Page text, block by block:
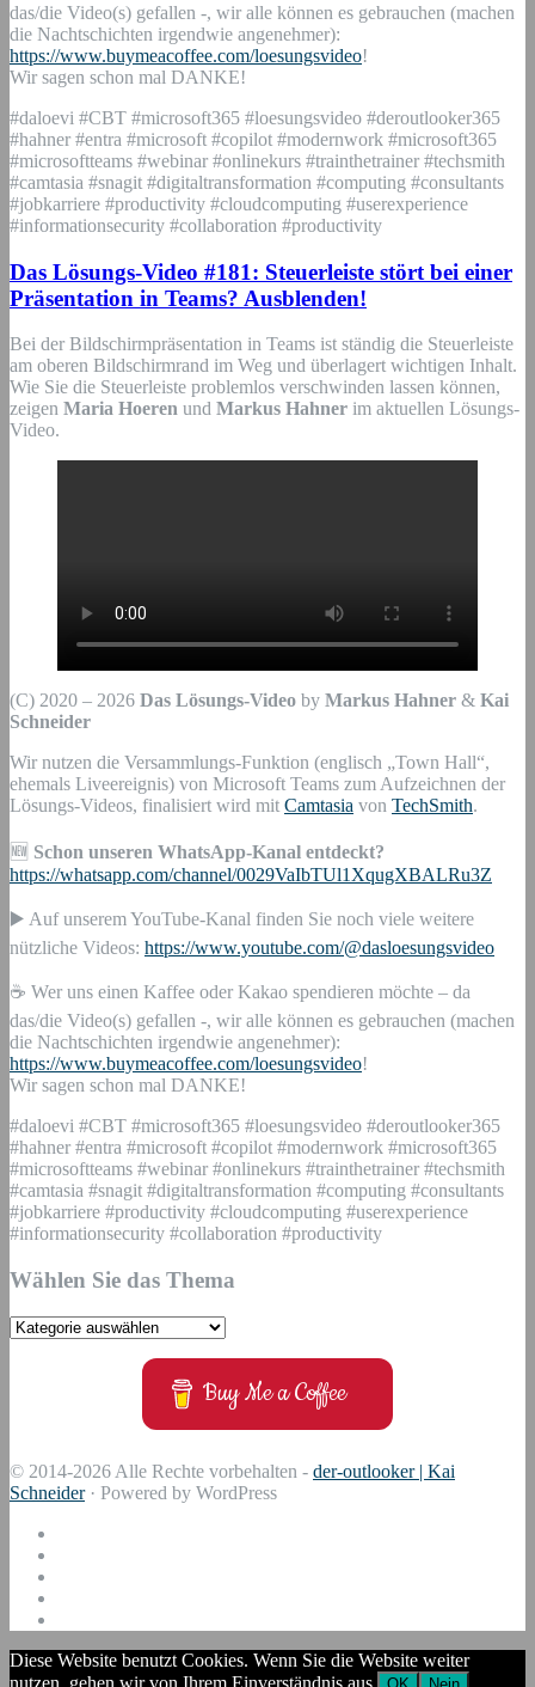
das/die Video(s) gefallen -, wir alle können es gebrauchen (machen
die Nachtschichten irgendwie angenehmer):
https://www.buymeacoffee.com/loesungsvideo!
Wir sagen schon mal DANKE!
#daloevi #CBT #microsoft365 #loesungsvideo #deroutlooker365
#hahner #entra #microsoft #copilot #modernwork #microsoft365
#microsoftteams #webinar #onlinekurs #trainthetrainer #techsmith
#camtasia #snagit #digitaltransformation #computing #consultants
#jobkarriere #productivity #cloudcomputing #userexperience
#informationsecurity #collaboration #productivity
Das Lösungs-Video #181: Steuerleiste stört bei einer
Präsentation in Teams? Ausblenden!
Bei der Bildschirmpräsentation in Teams ist ständig die Steuerleiste
am oberen Bildschirmrand im Weg und überlagert wichtigen Inhalt.
Wie Sie die Steuerleiste problemlos verschwinden lassen können,
zeigen Maria Hoeren und Markus Hahner im aktuellen Lösungs-
Video.
(C) 2020 – 2026 Das Lösungs-Video by Markus Hahner & Kai
Schneider
Wir nutzen die Versammlungs-Funktion (englisch „Town Hall“,
ehemals Liveereignis) von Microsoft Teams zum Aufzeichnen der
Lösungs-Videos, finalisiert wird mit Camtasia von TechSmith.
🆕 Schon unseren WhatsApp-Kanal entdeckt?
https://whatsapp.com/channel/0029VaIbTUl1XqugXBALRu3Z
▶️ Auf unserem YouTube-Kanal finden Sie noch viele weitere
nützliche Videos: https://www.youtube.com/@dasloesungsvideo
☕ Wer uns einen Kaffee oder Kakao spendieren möchte – da
das/die Video(s) gefallen -, wir alle können es gebrauchen (machen
die Nachtschichten irgendwie angenehmer):
https://www.buymeacoffee.com/loesungsvideo!
Wir sagen schon mal DANKE!
#daloevi #CBT #microsoft365 #loesungsvideo #deroutlooker365
#hahner #entra #microsoft #copilot #modernwork #microsoft365
#microsoftteams #webinar #onlinekurs #trainthetrainer #techsmith
#camtasia #snagit #digitaltransformation #computing #consultants
#jobkarriere #productivity #cloudcomputing #userexperience
#informationsecurity #collaboration #productivity
Wählen Sie das Thema
Wählen
Buy Me a Coffee
© 2014-2026 Alle Rechte vorbehalten - der-outlooker | Kai
Schneider· Powered by WordPress
Diese Website benutzt Cookies. Wenn Sie die Website weiter
nutzen, gehen wir von Ihrem Einverständnis aus.